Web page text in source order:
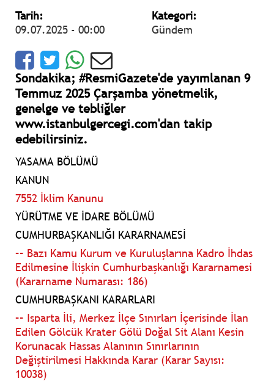
Tarih:
09.07.2025 - 00:00
Kategori:
Gündem
Sondakika; #ResmiGazete'de yayımlanan 9
Temmuz 2025 Çarşamba yönetmelik,
genelge ve tebliğler
www.istanbulgercegi.com'dan takip
edebilirsiniz.
YASAMA BÖLÜMÜ
KANUN
7552 İklim Kanunu
YÜRÜTME VE İDARE BÖLÜMÜ
CUMHURBAŞKANLIĞI KARARNAMESİ
–– Bazı Kamu Kurum ve Kuruluşlarına Kadro İhdas
Edilmesine İlişkin Cumhurbaşkanlığı Kararnamesi
(Kararname Numarası: 186)
CUMHURBAŞKANI KARARLARI
–– Isparta İli, Merkez İlçe Sınırları İçerisinde İlan
Edilen Gölcük Krater Gölü Doğal Sit Alanı Kesin
Korunacak Hassas Alanının Sınırlarının
Değiştirilmesi Hakkında Karar (Karar Sayısı:
10038)